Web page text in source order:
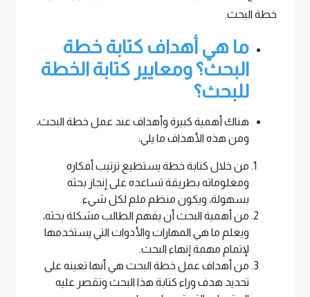
خطة البحث.
ما هي أهداف كتابة خطة
البحث؟ ومعايير كتابة الخطة
للبحث؟
هناك أهمية كبيرة وأهداف عند عمل خطة البحث،
ومن هذه الأهداف ما يلي:
من خلال كتابة خطة يستطيع ترتيب أفكاره
ومعلوماته بطريقة تساعده على إنجاز بحثه
بسهولة، ويكون منظم ملم لكل شيء.
من أهمية البحث أن يفهم الطالب مشكلة بحثه،
ويعلم ما هي المهارات والأدوات التي يستخدمها
لإتمام مهمة إنهاء البحث.
من أهداف عمل خطة البحث هي أنها تعينه على
تحديد هدف وراء كتابة هذا البحث وتقصر عليه